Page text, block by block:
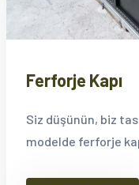
Ferforje Kapı
Siz düşünün, biz
modelde ferforje